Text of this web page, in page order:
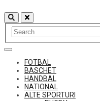
to
content
FOTBAL
BASCHET
HANDBAL
NATIONAL
ALTE SPORTURI